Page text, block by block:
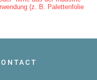
(z. B. Palettenfolie